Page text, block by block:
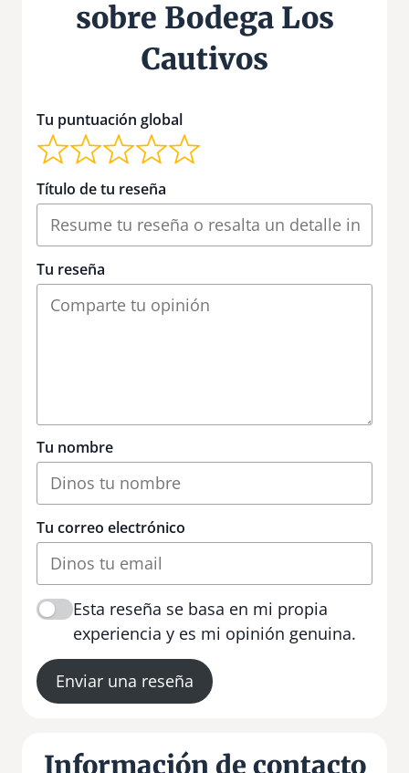
sobre Bodega Los
Cautivos
Tu puntuación global
Título de tu reseña
Tu reseña
Tu nombre
Tu correo electrónico
Esta reseña se basa en mi propia
experiencia y es mi opinión genuina.
Enviar una reseña
Información de contacto